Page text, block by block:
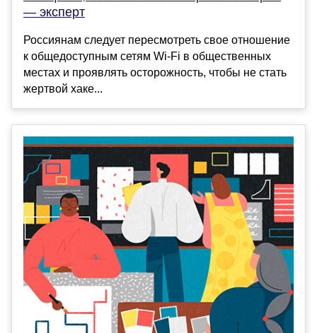
— эксперт
Россиянам следует пересмотреть свое отношение
к общедоступным сетям Wi-Fi в общественных
местах и проявлять осторожность, чтобы не стать
жертвой хаке...